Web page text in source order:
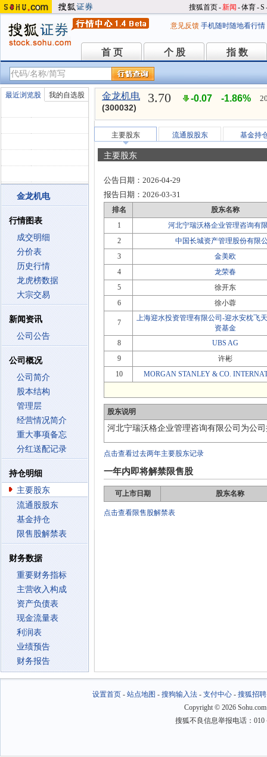
搜狐首页-新闻 -体育-S
意见反馈 手机随时随地看行情
首 页
首 页 个 股
个 股 指 数
指 数
最近浏览股 我的自选股
金龙机电
行情图表
成交明细
分价表
历史行情
龙虎榜数据
大宗交易
新闻资讯
公司公告
公司概况
公司简介
股本结构
管理层
经营情况简介
重大事项备忘
分红送配记录
持仓明细
主要股东
流通股股东
基金持仓
限售股解禁表
财务数据
重要财务指标
主营收入构成
资产负债表
现金流量表
利润表
业绩预告
财务报告
金龙机电
(300032)
3.70 -0.07 -1.86%
主要股东 流通股股东 基金持
主要股东
公告日期： 2026-04-29
报告日期： 2026-03-31
排名
股东名称
1
河北宁瑞沃格企业管理咨询有
2
中国长城资产管理股份有限
3
金美欧
4
龙荣春
5
徐开东
6
徐小蓉
7
上海迎水投资管理有限公司-迎水安枕飞
资基金
8
UBS AG
9
许彬
10
MORGAN STANLEY & CO.
股东说明
河北宁瑞沃格企业管理咨询有限公司为公
点击查看过去两年主要股东记录
一年内即将解禁限售股
可上市日期 股东名称
点击查看限售股解禁表
设置首页- 站点地图 - 搜狗输入法- 支付中心- 搜狐招聘
Copyright © 2026
搜狐不良信息举报电话：010